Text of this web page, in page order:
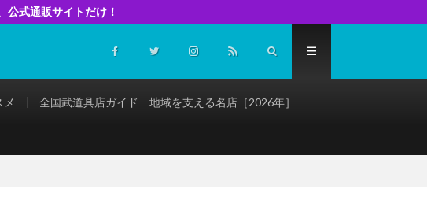
式通販サイトだけ！
全国武道具店ガイド 地域を支える名店［2026年］